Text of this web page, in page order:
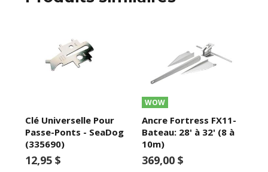
Clé Universelle Pour
Passe-Ponts - SeaDog
(335690)
12,95 $
WOW
Ancre Fortress FX11-
Bateau: 28' à 32' (8 à
10m)
369,00 $